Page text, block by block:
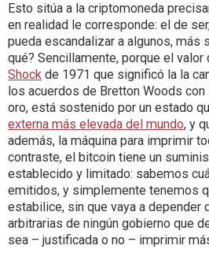
Esto sitúa a la criptomoneda
en realidad le corresponde: el de
pueda escandalizar a algunos, más
qué? Sencillamente, porque el valor
Shock de 1971 que significó la la
los acuerdos de Bretton Woods
oro, está sostenido por un estado
externa más elevada del mundo, y
además, la máquina para imprimir
contraste, el bitcoin tiene un
establecido y limitado: sabemos
emitidos, y simplemente tenemos
estabilice, sin que vaya a depender
arbitrarias de ningún gobierno que
sea – justificada o no – imprimir